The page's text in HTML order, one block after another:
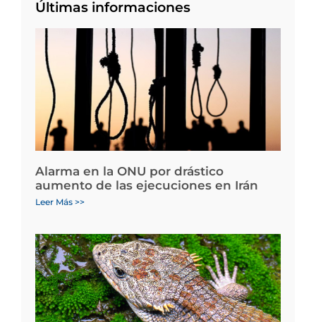
Últimas informaciones
Alarma en la ONU por drástico
aumento de las ejecuciones en Irán
Leer Más >>